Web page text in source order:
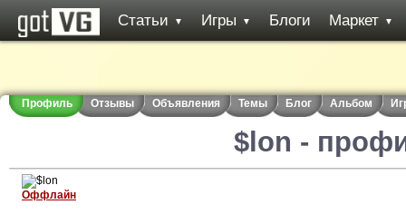
Статьи ▼ Игры ▼ Блоги Маркет ▼
Профиль Отзывы Объявления Темы Блог Альбом
$lon -
Оффлайн